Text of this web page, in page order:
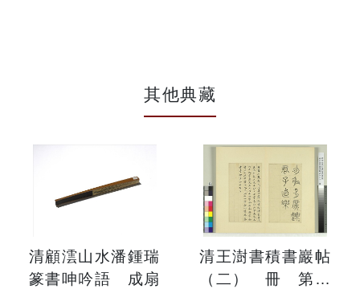
其他典藏
清顧澐山水潘鍾瑞
篆書呻吟語 成扇
清王澍書積書巖帖
（二） 冊 第三